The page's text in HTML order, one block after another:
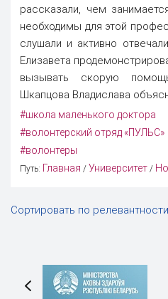
рассказали, чем
необходимы для этой
слушали и активно
Елизавета
вызывать скорую
Шкапцова Владислава
#школа маленького доктора
#волонтерский отряд «ПУЛЬС»
#волонтеры
Путь: Главная / Университет /
Сортировать по релевантности